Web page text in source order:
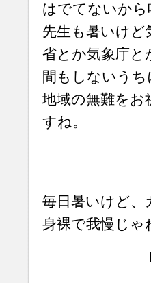
はでてないから
先生も暑いけど
省とか気象庁と
間もしないう
地域の無難を
すね。
毎日暑いけど、
身裸で我慢じゃ